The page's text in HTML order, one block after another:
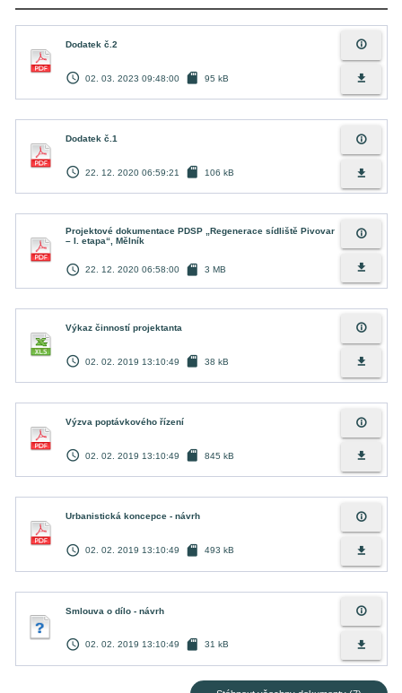
Dodatek č.2
access_time 02. 03. 2023 09:48:00 sd_card 95 kB
info_outline
file_download
Dodatek č.1
access_time 22. 12. 2020 06:59:21 sd_card 106 kB
info_outline
file_download
Projektové dokumentace PDSP „Regenerace sídliště Pivovar
– I. etapa“, Mělník
access_time 22. 12. 2020 06:58:00 sd_card 3 MB
info_outline
file_download
Výkaz činností projektanta
access_time 02. 02. 2019 13:10:49 sd_card 38 kB
info_outline
file_download
Výzva poptávkového řízení
access_time 02. 02. 2019 13:10:49 sd_card 845 kB
info_outline
file_download
Urbanistická koncepce - návrh
access_time 02. 02. 2019 13:10:49 sd_card 493 kB
info_outline
file_download
Smlouva o dílo - návrh
access_time 02. 02. 2019 13:10:49 sd_card 31 kB
info_outline
file_download